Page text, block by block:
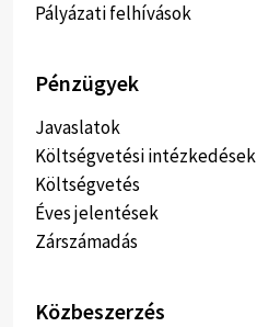
Pályázati felhívások
Pénzügyek
Javaslatok
Költségvetési intézkedések
Költségvetés
Éves jelentések
Zárszámadás
Közbeszerzés